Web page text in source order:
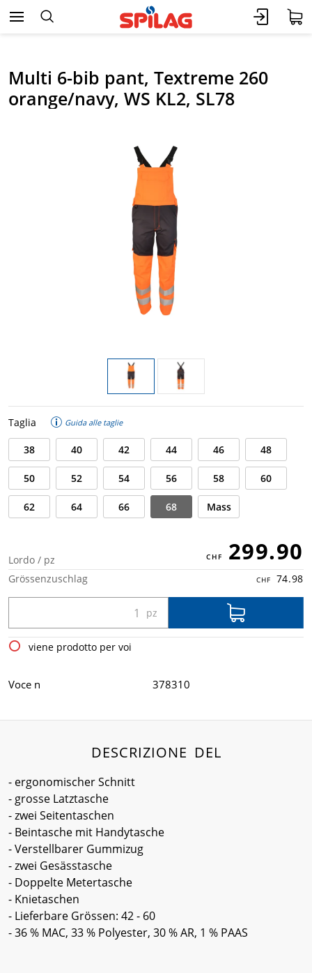
Multi 6-bib pant, Textreme 260
orange/navy, WS KL2, SL78
Taglia Guida alle taglie
38 40 42 44 46 48
50 52 54 56 58 60
62 64 66 68 Mass
Lordo / pz 299.90
Grössenzuschlag 74.98
viene prodotto per voi
Voce n 378310
DESCRIZIONE DEL
- ergonomischer Schnitt
- grosse Latztasche
- zwei Seitentaschen
- Beintasche mit Handytasche
- Verstellbarer Gummizug
- zwei Gesässtasche
- Doppelte Metertasche
- Knietaschen
- Lieferbare Grössen: 42 - 60
- 36 % MAC, 33 % Polyester, 30 % AR, 1 % PAAS